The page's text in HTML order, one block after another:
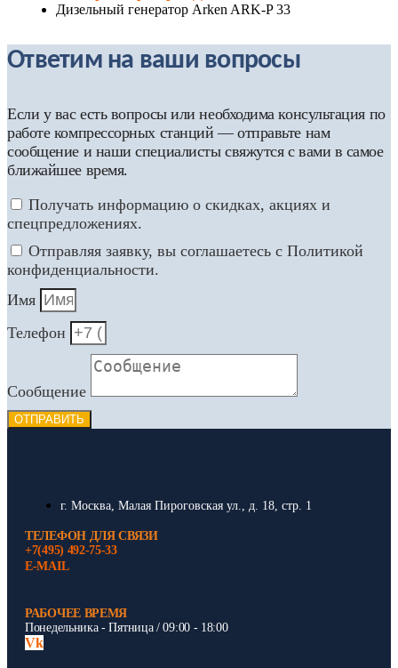
Дизельный генератор Arken ARK-P 33
Ответим на ваши вопросы
Если у вас есть вопросы или необходима консультация по
работе компрессорных станций — отправьте нам
сообщение и наши специалисты свяжутся с вами в самое
ближайшее время.
Получать информацию о скидках, акциях и
спецпредложениях.
Отправляя заявку, вы соглашаетесь с Политикой
конфиденциальности.
Имя
Телефон
Сообщение
ОТПРАВИТЬ
г. Москва, Малая Пироговская ул., д. 18, стр. 1
ТЕЛЕФОН ДЛЯ СВЯЗИ
+7(495) 492-75-33
E-MAIL
РАБОЧЕЕ ВРЕМЯ
Понедельника - Пятница / 09:00 - 18:00
Vk